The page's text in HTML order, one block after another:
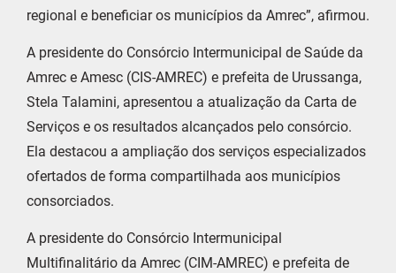
regional e beneficiar os municípios da Amrec”, afirmou.
A presidente do Consórcio Intermunicipal de Saúde da
Amrec e Amesc (CIS-AMREC) e prefeita de Urussanga,
Stela Talamini, apresentou a atualização da Carta de
Serviços e os resultados alcançados pelo consórcio.
Ela destacou a ampliação dos serviços especializados
ofertados de forma compartilhada aos municípios
consorciados.
A presidente do Consórcio Intermunicipal
Multifinalitário da Amrec (CIM-AMREC) e prefeita de